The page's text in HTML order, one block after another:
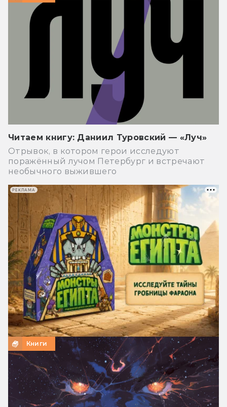
Читаем книгу: Даниил Туровский — «Луч»
Отрывок, в котором герои исследуют
поражённый лучом Петербург и встречают
необычного выжившего
Книги
РЕКЛАМА